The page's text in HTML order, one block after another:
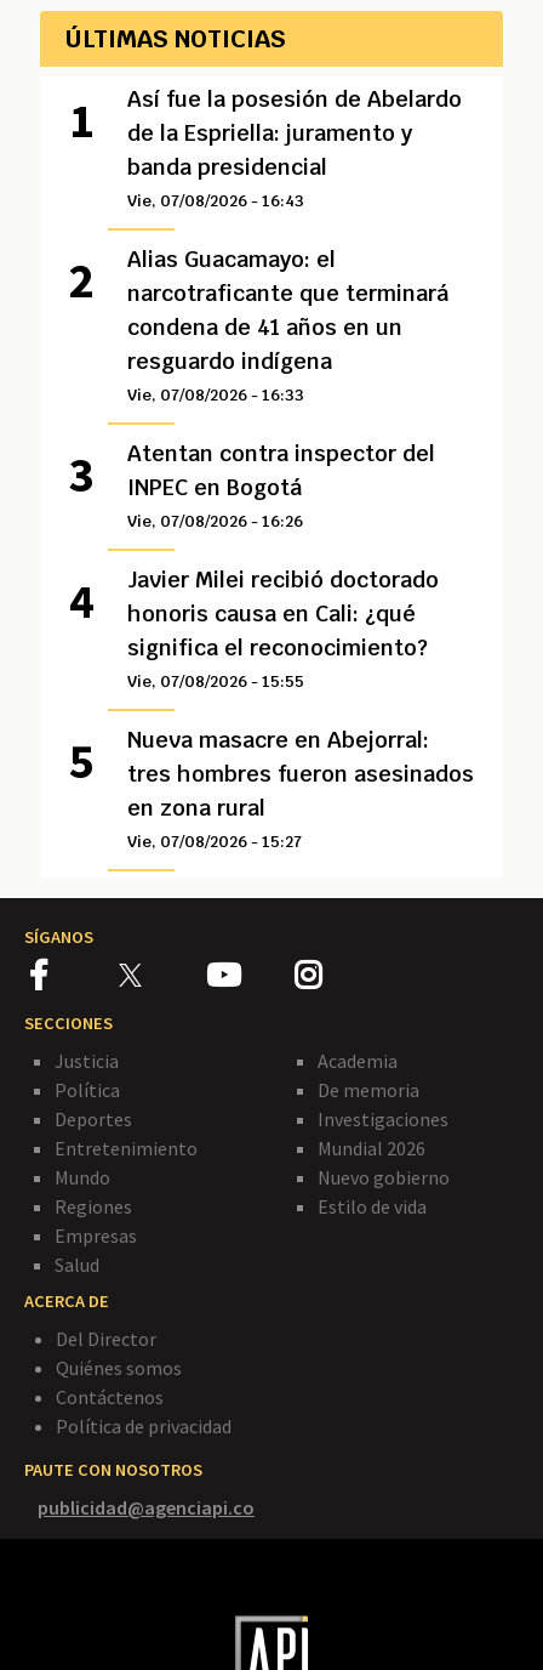
ÚLTIMAS NOTICIAS
Así fue la posesión de Abelardo
de la Espriella: juramento y
banda presidencial
Vie, 07/08/2026 - 16:43
Alias Guacamayo: el
narcotraficante que terminará
condena de 41 años en un
resguardo indígena
Vie, 07/08/2026 - 16:33
Atentan contra inspector del
INPEC en Bogotá
Vie, 07/08/2026 - 16:26
Javier Milei recibió doctorado
honoris causa en Cali: ¿qué
significa el reconocimiento?
Vie, 07/08/2026 - 15:55
Nueva masacre en Abejorral:
tres hombres fueron asesinados
en zona rural
Vie, 07/08/2026 - 15:27
SÍGANOS
SECCIONES
Justicia
Política
Deportes
Entretenimiento
Mundo
Regiones
Empresas
Salud
Academia
De memoria
Investigaciones
Mundial 2026
Nuevo gobierno
Estilo de vida
ACERCA DE
Del Director
Quiénes somos
Contáctenos
Política de privacidad
PAUTE CON NOSOTROS
publicidad@agenciapi.co